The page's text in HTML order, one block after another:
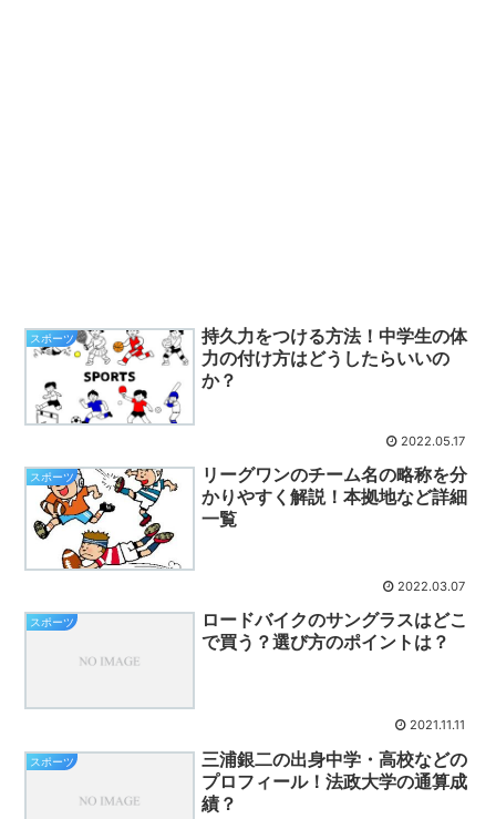
スポーツ
持久力をつける方法！中学生の体
力の付け方はどうしたらいいの
か？
2022.05.17
スポーツ
リーグワンのチーム名の略称を分
かりやすく解説！本拠地など詳細
一覧
2022.03.07
スポーツ
ロードバイクのサングラスはどこ
で買う？選び方のポイントは？
2021.11.11
スポーツ
三浦銀二の出身中学・高校などの
プロフィール！法政大学の通算成
績？